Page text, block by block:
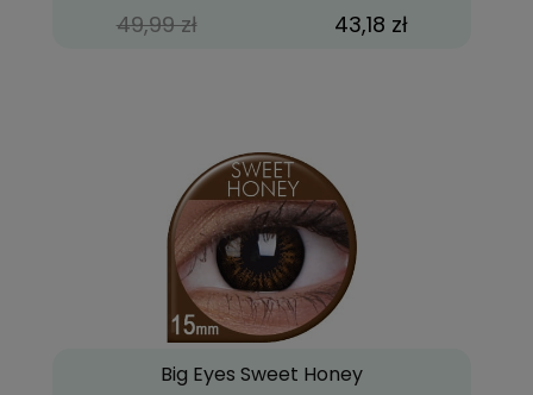
49,99 zł 43,18 zł
Big Eyes Sweet Honey